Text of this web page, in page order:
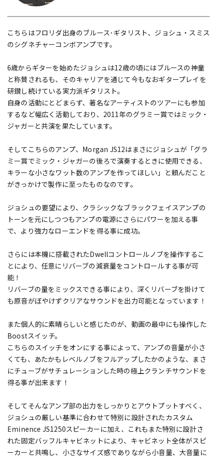
こちらはフロリダ出身のブルース･ギタリスト、ジョシュ・スミス
のシグネチャーコンボアンプです。
6歳からギターを始めたジョシュは12歳の頃にはブルースの神童
と称賛されるも、そのキャリアを通じて今もなおギタープレイを
研鑚し続けている実力派ギタリスト。
自身の活動にとどまらず、著名なアーティストのツアーにも参加
するなど幅広く活動しており、2011年のグラミー賞ではミック・
ジャガーと共演を果たしています。
そしてこちらのアンプ、Morgan JS12はまさにジョシュが「グラ
ミー賞でミック・ジャガーの後ろで演奏するときに使用できる、
キラーな小さなワット数のアンプを作ってほしい」と頼んだこと
がきっかけで製作に至ったものなのです。
ジョシュの要望により、クラシックなブラックフェイスアンプの
トーンを元にしつつもアンプの電源にさらにパワーを加える事
で、より強力なローエンドを得る事に成功。
さらには本機に搭載されたDwellコントロールノブを操作するこ
とにより、任意にリバーブの減衰量をコントロールする事が可
能！
リバーブの量をミックスできる事により、深くリバーブを掛けて
も原音がぼやけずクリアなサウンドを出力可能となっています！
また個人的に素晴らしいと感じたのが、動画の最中にも操作した
Boostスイッチ。
こちらのスイッチをオンにする事によって、アンプの音量が小さ
くても、あたかもレベルノブをフルアップしたかのような、まさ
にチューブがサチュレーションした時の極上クランチサウンドを
得る事が出来ます！
そしてそんなアンプ部の出力をしっかりとアウトプットすべく、
ジョシュの厳しい基準に合わせて特別に設計されたカスタム
Eminence JS1250スピーカーに加え、これもまた特別に設計さ
れた固定バッフルキャビネットにより、キャビネット全体がスピ
ーカーと共鳴し、小さなサイズ感でありながら小音量、大音量に